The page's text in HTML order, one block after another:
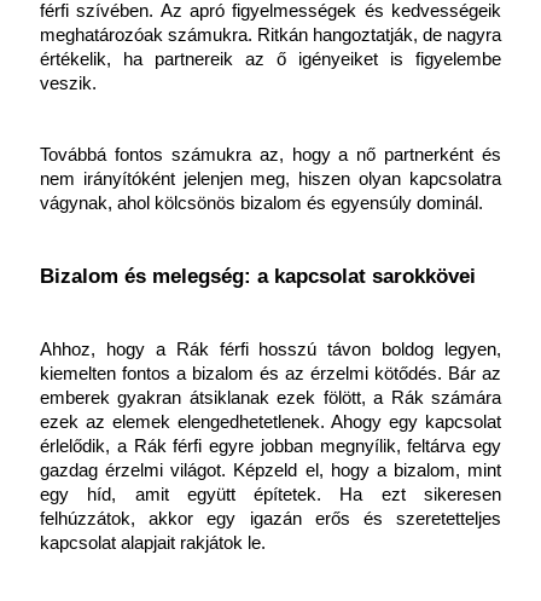
férfi szívében. Az apró figyelmességek és kedvességeik
meghatározóak számukra. Ritkán hangoztatják, de nagyra
értékelik, ha partnereik az ő igényeiket is figyelembe
veszik.
Továbbá fontos számukra az, hogy a nő partnerként és
nem irányítóként jelenjen meg, hiszen olyan kapcsolatra
vágynak, ahol kölcsönös bizalom és egyensúly dominál.
Bizalom és melegség: a kapcsolat sarokkövei
Ahhoz, hogy a Rák férfi hosszú távon boldog legyen,
kiemelten fontos a bizalom és az érzelmi kötődés. Bár az
emberek gyakran átsiklanak ezek fölött, a Rák számára
ezek az elemek elengedhetetlenek. Ahogy egy kapcsolat
érlelődik, a Rák férfi egyre jobban megnyílik, feltárva egy
gazdag érzelmi világot. Képzeld el, hogy a bizalom, mint
egy híd, amit együtt építetek. Ha ezt sikeresen
felhúzzátok, akkor egy igazán erős és szeretetteljes
kapcsolat alapjait rakjátok le.